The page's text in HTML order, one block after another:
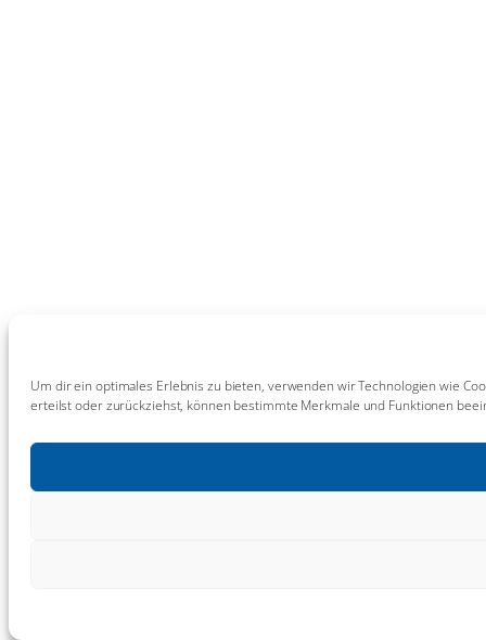
Um dir ein optimales Erlebnis zu bieten, verwenden wir Technologien wie
erteilst oder zurückziehst, können bestimmte Merkmale und Funktionen